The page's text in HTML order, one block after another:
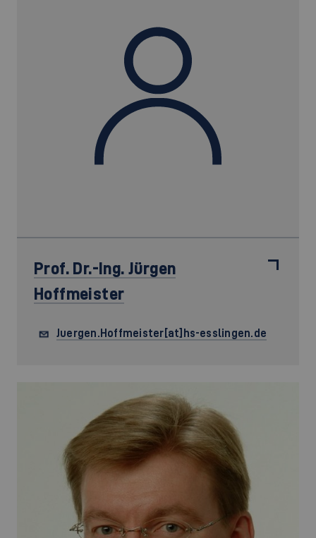
Prof. Dr.-Ing. Jürgen
Hoffmeister
Juergen.Hoffmeister[at]hs-esslingen.de